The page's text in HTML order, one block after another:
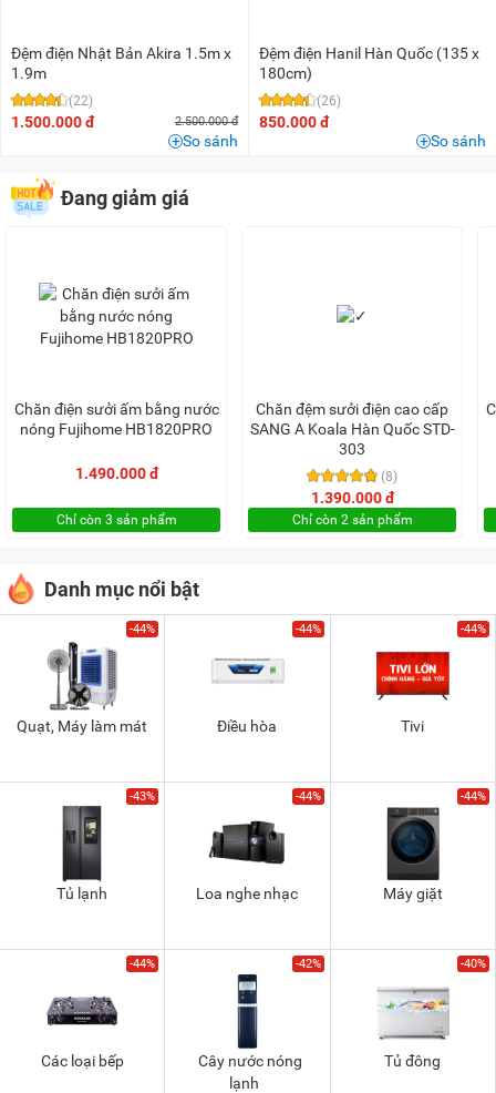
Đệm điện Nhật Bản Akira 1.5m x
1.9m
(22)
1.500.000 đ 2.500.000 đ
So sánh
Đệm điện Hanil Hàn Quốc (135 x
180cm)
(26)
850.000 đ
So sánh
Đang giảm giá
Chăn điện sưởi ấm bằng nước
nóng Fujihome HB1820PRO
1.490.000 đ
Chỉ còn 3 sản phẩm
Chăn đệm sưởi điện cao cấp
SANG A Koala Hàn Quốc STD-
303
(8)
1.390.000 đ
Chỉ còn 2 sản phẩm
Danh mục nổi bật
-44%
Quạt, Máy làm mát
-44%
Điều hòa
-44%
Tivi
-43%
Tủ lạnh
-44%
Loa nghe nhạc
-44%
Máy giặt
-44%
Các loại bếp
-42%
Cây nước nóng
lạnh
-40%
Tủ đông